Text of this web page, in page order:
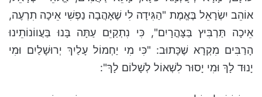
אוֹהֵב יִשְׂרָאֵל בֶּאֱמֶת "הַגִּידָה לִי שֶׁאָהֲבָה נַפְשִׁי אֵיכָה תִרְעֶה,
אֵיכָה תַּרְבִּיץ בַּצָּהֳרָיִם", כִּי נִתְקַיֵּם עַתָּה בָּנוּ בַּעֲווֹנוֹתֵינוּ
הָרַבִּים מִקְרָא שֶׁכָּתוּב: "כִּי מִי יַחְמוֹל עָלַיִךְ יְרוּשָׁלַיִם וּמִי
יָנוּד לָךְ וּמִי יָסוּר לִשְׁאוֹל לְשָׁלוֹם לָךְ":